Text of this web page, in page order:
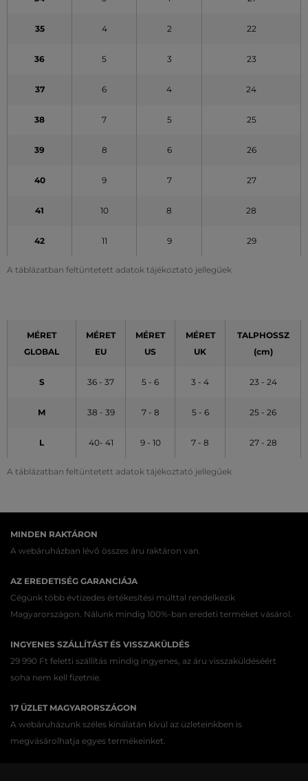
A táblázatban feltüntetett adatok tájékoztató jellegűek
35 4 2 22
36 5 3 23
37 6 4 24
38 7 5 25
39 8 6 26
40 9 7 27
41 10 8 28
42 11 9 29
A táblázatban feltüntetett adatok tájékoztató jellegűek
MÉRET
GLOBAL
MÉRET
EU
MÉRET
US
MÉRET
UK
TALPHOSSZ
(cm)
S 36 - 37 5 - 6 3 - 4 23 - 24
M 38 - 39 7 - 8 5 - 6 25 - 26
L 40- 41 9 - 10 7 - 8 27 - 28
MINDEN RAKTÁRON
A webáruházban lévő összes áru raktáron van.
AZ EREDETISÉG GARANCIÁJA
Cégünk több évtizedes értékesítési múlttal rendelkezik
Magyarországon. Nálunk mindig 100%-ban eredeti terméket vásárol.
INGYENES SZÁLLÍTÁST ÉS VISSZAKÜLDÉS
29 990 Ft feletti szállítás mindig ingyenes, az áru visszaküldéséért
soha nem kell fizetnie.
17 ÜZLET MAGYARORSZÁGON
A webáruházunk széles kínálatán kívül az üzleteinkben is
megvásárolhatja egyes termékeinket.